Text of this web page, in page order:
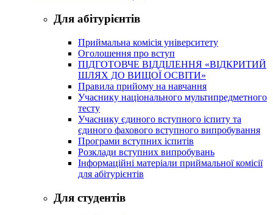
Для абітурієнтів
Приймальна комісія університету
Оголошення про вступ
ПІДГОТОВЧЕ ВІДДІЛЕННЯ «ВІДКРИТИЙ
ШЛЯХ ДО ВИЩОЇ ОСВІТИ»
Правила прийому на навчання
Учаснику національного мультипредметного
тесту
Учаснику єдиного вступного іспиту та
єдиного фахового вступного випробування
Програми вступних іспитів
Розклади вступних випробувань
Інформаційні матеріали приймальної комісії
для абітурієнтів
Для студентів